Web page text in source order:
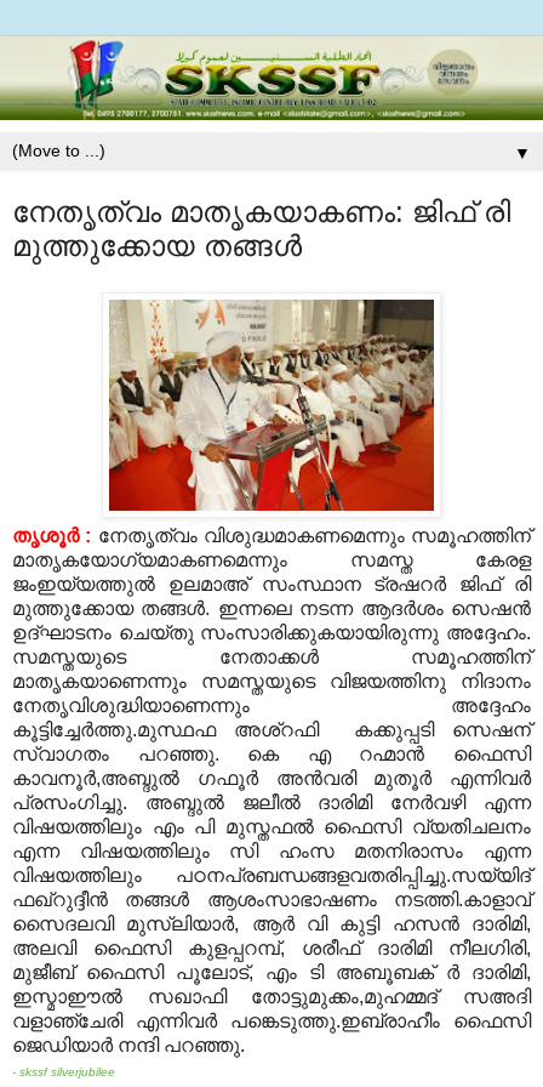
▼
നേതൃത്വം മാതൃകയാകണം: ജിഫ് രി
മുത്തുക്കോയ തങ്ങള്‍
തൃശൂര്‍ : നേതൃത്വം വിശുദ്ധമാകണമെന്നും സമൂഹത്തിന്
മാതൃകയോഗ്യമാകണമെന്നും സമസ്ത കേരള
ജംഇയ്യത്തുല്‍ ഉലമാഅ് സംസ്ഥാന ട്രഷറര്‍ ജിഫ് രി
മുത്തുക്കോയ തങ്ങള്‍. ഇന്നലെ നടന്ന ആദര്‍ശം സെഷന്‍
ഉദ്ഘാടനം ചെയ്തു സംസാരിക്കുകയായിരുന്നു അദ്ദേഹം.
സമസ്തയുടെ നേതാക്കള്‍ സമൂഹത്തിന്
മാതൃകയാണെന്നും സമസ്തയുടെ വിജയത്തിനു നിദാനം
നേതൃവിശുദ്ധിയാണെന്നും അദ്ദേഹം
കൂട്ടിച്ചേര്‍ത്തു.മുസ്ഥഫ അശ്‌റഫി കക്കുപ്പടി സെഷന്
സ്വാഗതം പറഞ്ഞു. കെ എ റഹ്മാന്‍ ഫൈസി
കാവനൂര്‍,അബ്ദുല്‍ ഗഫൂര്‍ അന്‍വരി മുതൂര്‍ എന്നിവര്‍
പ്രസംഗിച്ചു. അബ്ദുല്‍ ജലീല്‍ ദാരിമി നേര്‍വഴി എന്ന
വിഷയത്തിലും എം പി മുസ്തഫല്‍ ഫൈസി വ്യതിചലനം
എന്ന വിഷയത്തിലും സി ഹംസ മതനിരാസം എന്ന
വിഷയത്തിലും പഠനപ്രബന്ധങ്ങളവതരിപ്പിച്ചു.സയ്യിദ്
ഫഖ്‌റുദ്ദീന്‍ തങ്ങള്‍ ആശംസാഭാഷണം നടത്തി.കാളാവ്
സൈദലവി മുസ്‌ലിയാര്‍, ആര്‍ വി കുട്ടി ഹസന്‍ ദാരിമി,
അലവി ഫൈസി കുളപ്പറമ്പ്, ശരീഫ് ദാരിമി നീലഗിരി,
മുജീബ് ഫൈസി പൂലോട്, എം ടി അബൂബക് ര്‍ ദാരിമി,
ഇസ്മാഈല്‍ സഖാഫി തോട്ടുമുക്കം,മുഹമ്മദ് സഅദി
വളാഞ്ചേരി എന്നിവര്‍ പങ്കെടുത്തു.ഇബ്രാഹീം ഫൈസി
ജെഡിയാര്‍ നന്ദി പറഞ്ഞു.
- skssf silverjubilee